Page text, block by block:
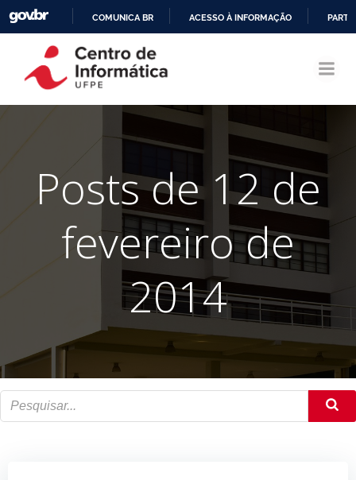
CONTEÚDO
COMUNICA BR ACESSO À INFORMAÇÃO
Posts de 12 de
fevereiro de
2014